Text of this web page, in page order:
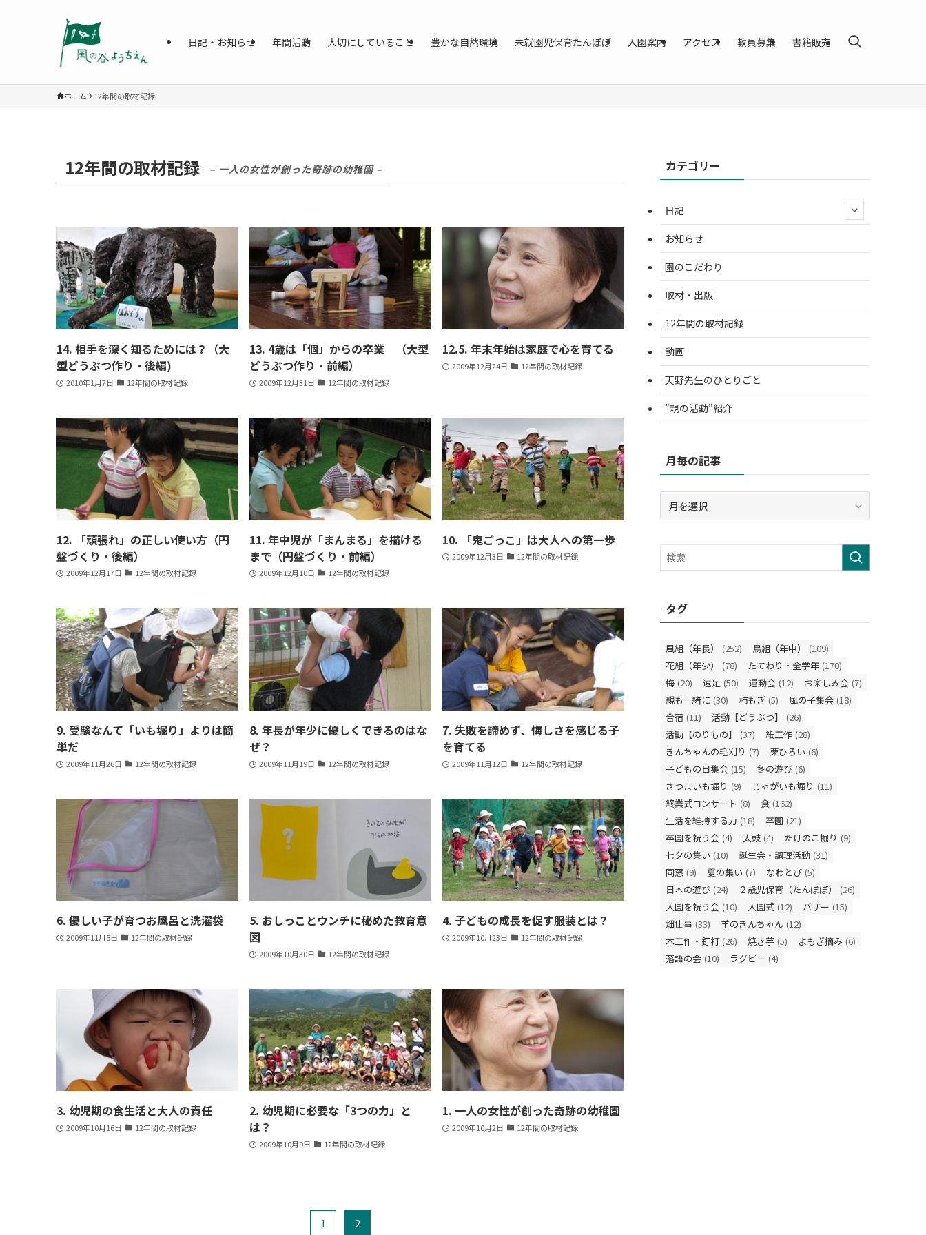
日記・お知らせ 年間活動 大切にしていること 豊かな自然環境 未就園児保育たんぽぽ 入園案内 アクセス 教員募集 書籍販売
ホーム 12年間の取材記録
12年間の取材記録 – 一人の女性が創った奇跡の幼稚園 –
14. 相手を深く知るためには？（大
型どうぶつ作り・後編)
2010年1月7日 12年間の取材記録
13. 4歳は「個」からの卒業 （大型
どうぶつ作り・前編）
2009年12月31日 12年間の取材記録
12.5. 年末年始は家庭で心を育てる
2009年12月24日 12年間の取材記録
12. 「頑張れ」の正しい使い方（円
盤づくり・後編）
2009年12月17日 12年間の取材記録
11. 年中児が「まんまる」を描ける
まで（円盤づくり・前編）
2009年12月10日 12年間の取材記録
10. 「鬼ごっこ」は大人への第一歩
2009年12月3日 12年間の取材記録
9. 受験なんて「いも堀り」よりは簡
単だ
2009年11月26日 12年間の取材記録
8. 年長が年少に優しくできるのはな
ぜ？
2009年11月19日 12年間の取材記録
7. 失敗を諦めず、悔しさを感じる子
を育てる
2009年11月12日 12年間の取材記録
6. 優しい子が育つお風呂と洗濯袋
2009年11月5日 12年間の取材記録
5. おしっことウンチに秘めた教育意
図
2009年10月30日 12年間の取材記録
4. 子どもの成長を促す服装とは？
2009年10月23日 12年間の取材記録
3. 幼児期の食生活と大人の責任
2009年10月16日 12年間の取材記録
2. 幼児期に必要な「3つの力」と
は？
2009年10月9日 12年間の取材記録
1. 一人の女性が創った奇跡の幼稚園
2009年10月2日 12年間の取材記録
1 2
カテゴリー
日記
お知らせ
園のこだわり
取材・出版
12年間の取材記録
動画
天野先生のひとりごと
”親の活動”紹介
月毎の記事
記
事
タグ
風組（年長） (252) 鳥組（年中）
(109)
花組（年少）
(78) たてわり・全学年 (170)
梅 (20) 遠足 (50) 運動会 (12) お楽しみ会 (7)
親も一緒に (30) 柿もぎ (5) 風の子集会 (18)
合宿 (11) 活動【どうぶつ】
(26)
活動【のりもの】
(37) 紙工作 (28)
きんちゃんの毛刈り (7) 栗ひろい (6)
子どもの日集会 (15) 冬の遊び (6)
さつまいも堀り (9) じゃがいも堀り (11)
終業式コンサート (8) 食 (162)
生活を維持する力 (18) 卒園 (21)
卒園を祝う会 (4) 太鼓 (4) たけのこ掘り (9)
七夕の集い (10) 誕生会・調理活動 (31)
同窓 (9) 夏の集い (7) なわとび (5)
日本の遊び (24) ２歳児保育（たんぽぽ）
(26)
入園を祝う会 (10) 入園式 (12) バザー (15)
畑仕事 (33) 羊のきんちゃん (12)
木工作・釘打 (26) 焼き芋 (5) よもぎ摘み (6)
落語の会 (10) ラグビー (4)